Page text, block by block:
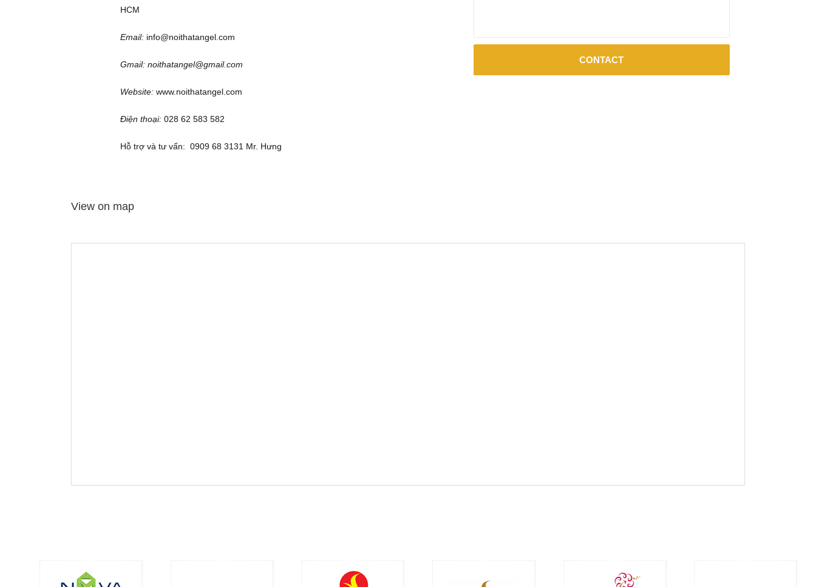
HCM
Email:info@noithatangel.com
Gmail: noithatangel@gmail.com
Website:www.noithatangel.com
Điện thoại:028 62 583 582
Hỗ trợ và tư vấn: 0909 68 3131 Mr. Hưng
View on map